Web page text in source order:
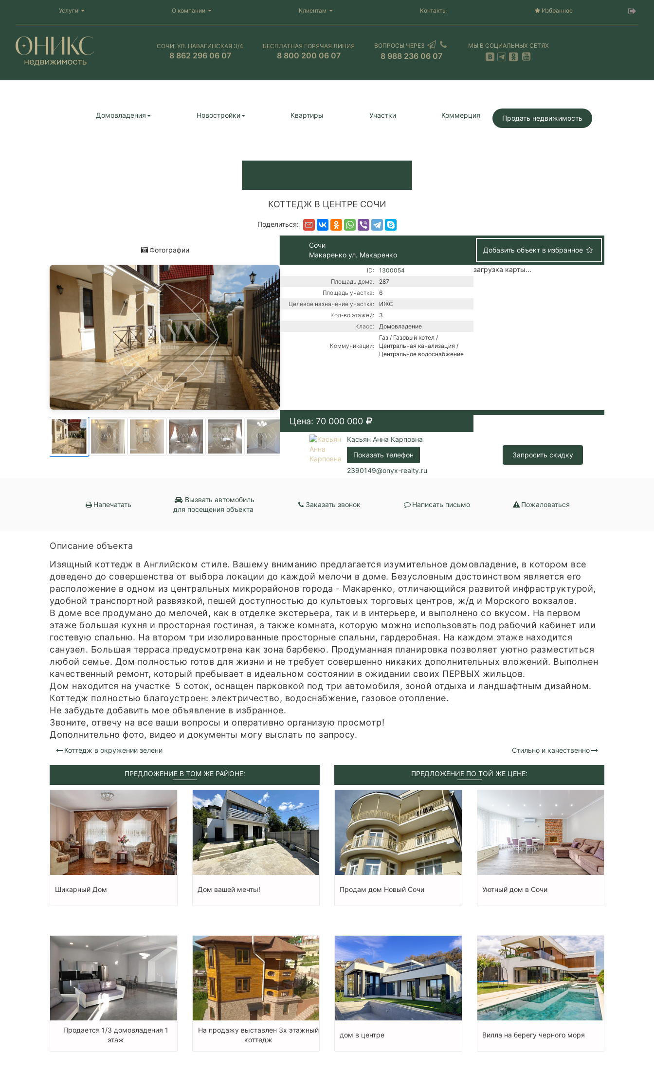
Услуги О компании Клиентам Контакты Избранное
СОЧИ, УЛ. НАВАГИНСКАЯ 3/4
8 862 296 06 07
БЕСПЛАТНАЯ ГОРЯЧАЯ ЛИНИЯ
8 800 200 06 07
ВОПРОСЫ ЧЕРЕЗ
8 988 236 06 07
МЫ В СОЦИАЛЬНЫХ СЕТЯХ
Домовладения Новостройки Квартиры Участки Коммерция Продать недвижимость
КОТТЕДЖ В ЦЕНТРЕ СОЧИ
Поделиться:
Фотографии
Сочи
Макаренко ул. Макаренко
Добавить объект в избранное
ID:
1300054
Площадь дома:
287
Площадь участка:
6
Целевое назначение участка:
ИЖС
Кол-во этажей:
3
Класс:
Домовладение
Коммуникации:
Газ / Газовый котел /
Центральная канализация /
Центральное водоснабжение
загрузка карты...
Цена: 70 000 000
Касьян Анна Карповна
Показать телефон
2390149@onyx-realty.ru
Запросить скидку
Напечатать
Вызвать автомобиль
для посещения объекта
Заказать звонок Написать письмо Пожаловаться
Описание объекта
Изящный коттедж в Английском стиле. Вашему вниманию предлагается изумительное домовладение, в котором все
доведено до совершенства от выбора локации до каждой мелочи в доме. Безусловным достоинством является его
расположение в одном из центральных микрорайонов города - Макаренко, отличающийся развитой инфраструктурой,
удобной транспортной развязкой, пешей доступностью до культовых торговых центров, ж/д и Морского вокзалов.
В доме все продумано до мелочей, как в отделке экстерьера, так и в интерьере, и выполнено со вкусом. На первом
этаже большая кухня и просторная гостиная, а также комната, которую можно использовать под рабочий кабинет или
гостевую спальню. На втором три изолированные просторные спальни, гардеробная. На каждом этаже находится
санузел. Большая терраса предусмотрена как зона барбекю. Продуманная планировка позволяет уютно разместиться
любой семье. Дом полностью готов для жизни и не требует совершенно никаких дополнительных вложений. Выполнен
качественный ремонт, который пребывает в идеальном состоянии в ожидании своих ПЕРВЫХ жильцов.
Дом находится на участке 5 соток, оснащен парковкой под три автомобиля, зоной отдыха и ландшафтным дизайном.
Коттедж полностью благоустроен: электричество, водоснабжение, газовое отопление.
Не забудьте добавить мое объявление в избранное.
Звоните, отвечу на все ваши вопросы и оперативно организую просмотр!
Дополнительно фото, видео и документы могу выслать по запросу.
Коттедж в окружении зелени Стильно и качественно
ПРЕДЛОЖЕНИЕ В ТОМ ЖЕ РАЙОНЕ:
Шикарный Дом Дом вашей мечты!
Продается 1/3 домовладения 1
этаж
На продажу выставлен 3х этажный
коттедж
ПРЕДЛОЖЕНИЕ ПО ТОЙ ЖЕ ЦЕНЕ:
Продам дом Новый Сочи Уютный дом в Сочи
дом в центре Вилла на берегу черного моря